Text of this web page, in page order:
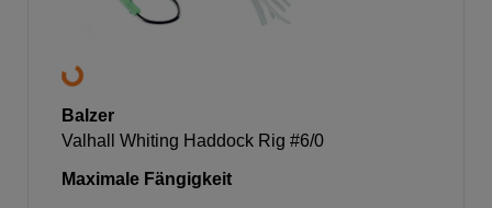
Balzer
Valhall Whiting Haddock Rig #6/0
Maximale Fängigkeit